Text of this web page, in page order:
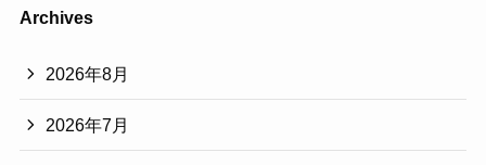
Archives
2026年8月
2026年7月